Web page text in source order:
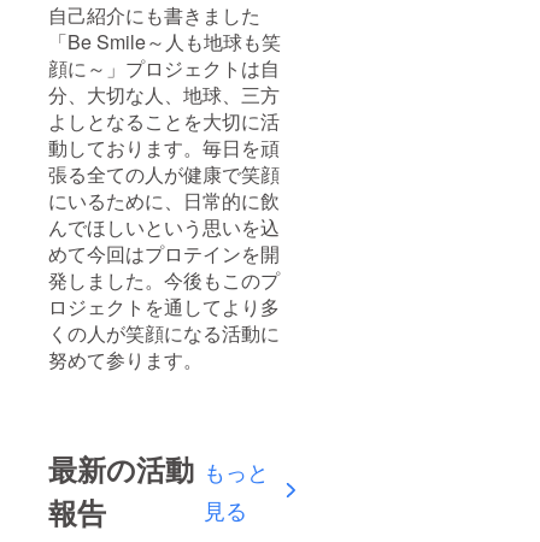
自己紹介にも書きました
「Be Smile～人も地球も笑
顔に～」プロジェクトは自
分、大切な人、地球、三方
よしとなることを大切に活
動しております。毎日を頑
張る全ての人が健康で笑顔
にいるために、日常的に飲
んでほしいという思いを込
めて今回はプロテインを開
発しました。今後もこのプ
ロジェクトを通してより多
くの人が笑顔になる活動に
努めて参ります。
最新の活動
報告
もっと
見る